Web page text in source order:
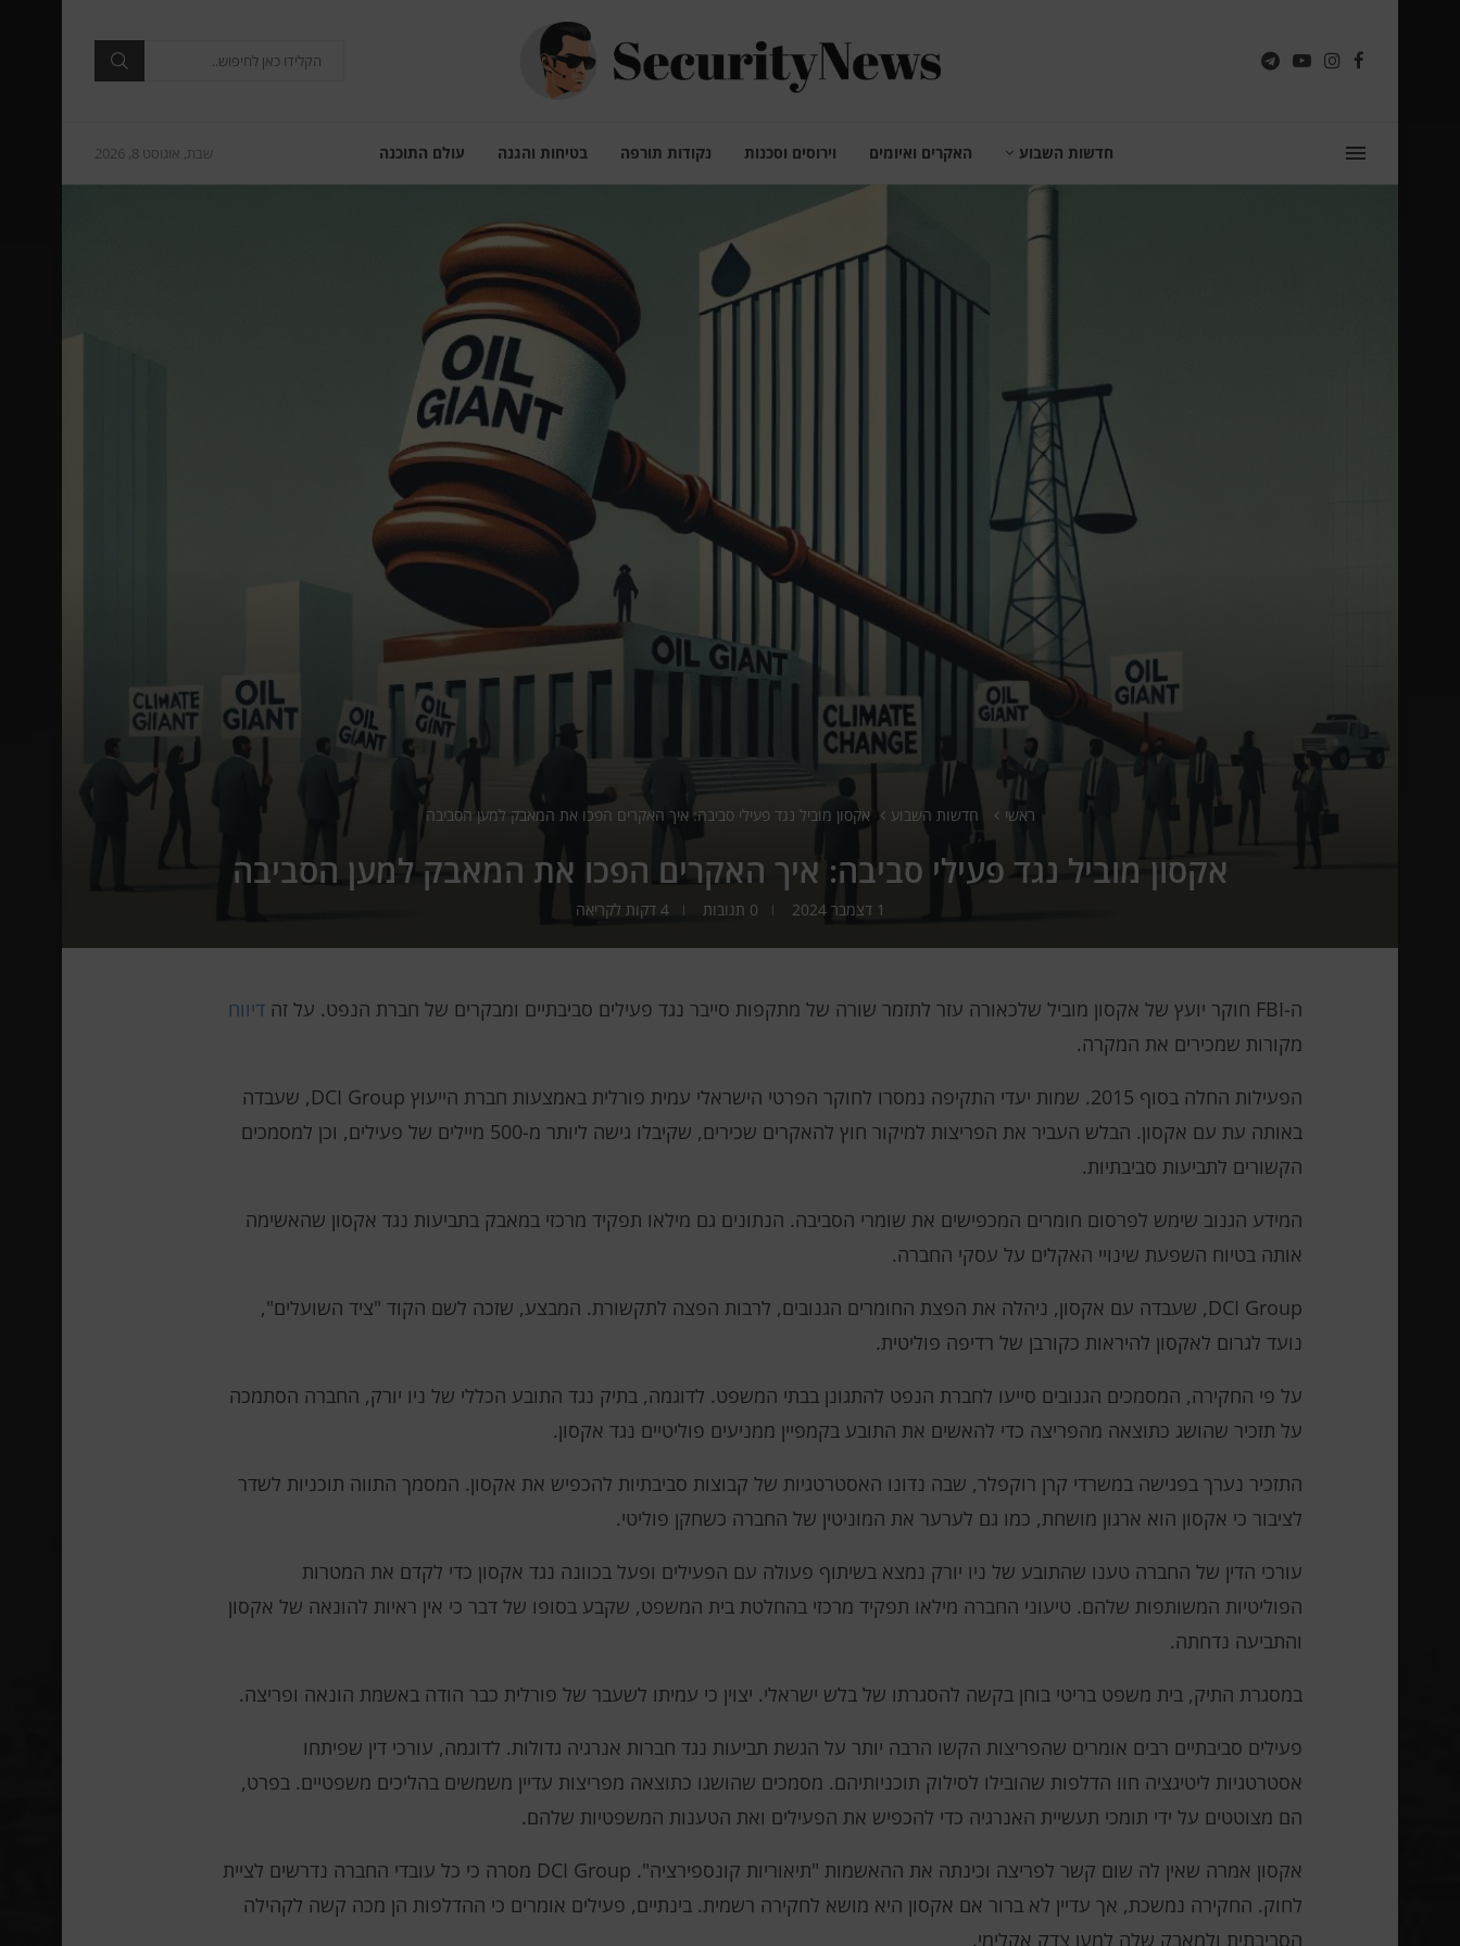
חדשות השבוע האקרים ואיומים וירוסים וסכנות נקודות תורפה בטיחות והגנה עולם התוכנה שבת, אוגוסט 8, 2026
ראשי חדשות השבוע אקסון מוביל נגד פעילי סביבה: איך האקרים הפכו את המאבק למען הסביבה
אקסון מוביל נגד פעילי סביבה: איך האקרים הפכו את המאבק למען הסביבה
1 דצמבר 2024 0 תגובות 4 דקות לקריאה
ה-FBI חוקר יועץ של אקסון מוביל שלכאורה עזר לתזמר שורה של מתקפות סייבר נגד פעילים סביבתיים ומבקרים של חברת הנפט. על זה
דיווח
מקורות שמכירים את המקרה.
הפעילות החלה בסוף 2015. שמות יעדי התקיפה נמסרו לחוקר הפרטי הישראלי עמית פורלית באמצעות חברת הייעוץ DCI Group, שעבדה
באותה עת עם אקסון. הבלש העביר את הפריצות למיקור חוץ להאקרים שכירים, שקיבלו גישה ליותר מ-500 מיילים של פעילים, וכן למסמכים
הקשורים לתביעות סביבתיות.
המידע הגנוב שימש לפרסום חומרים המכפישים את שומרי הסביבה. הנתונים גם מילאו תפקיד מרכזי במאבק בתביעות נגד אקסון שהאשימה
אותה בטיוח השפעת שינויי האקלים על עסקי החברה.
DCI Group, שעבדה עם אקסון, ניהלה את הפצת החומרים הגנובים, לרבות הפצה לתקשורת. המבצע, שזכה לשם הקוד "ציד השועלים",
נועד לגרום לאקסון להיראות כקורבן של רדיפה פוליטית.
על פי החקירה, המסמכים הגנובים סייעו לחברת הנפט להתגונן בבתי המשפט. לדוגמה, בתיק נגד התובע הכללי של ניו יורק, החברה הסתמכה
על תזכיר שהושג כתוצאה מהפריצה כדי להאשים את התובע בקמפיין ממניעים פוליטיים נגד אקסון.
התזכיר נערך בפגישה במשרדי קרן רוקפלר, שבה נדונו האסטרטגיות של קבוצות סביבתיות להכפיש את אקסון. המסמך התווה תוכניות לשדר
לציבור כי אקסון הוא ארגון מושחת, כמו גם לערער את המוניטין של החברה כשחקן פוליטי.
עורכי הדין של החברה טענו שהתובע של ניו יורק נמצא בשיתוף פעולה עם הפעילים ופעל בכוונה נגד אקסון כדי לקדם את המטרות
הפוליטיות המשותפות שלהם. טיעוני החברה מילאו תפקיד מרכזי בהחלטת בית המשפט, שקבע בסופו של דבר כי אין ראיות להונאה של אקסון
והתביעה נדחתה.
במסגרת התיק, בית משפט בריטי בוחן בקשה להסגרתו של בלש ישראלי. יצוין כי עמיתו לשעבר של פורלית כבר הודה באשמת הונאה ופריצה.
פעילים סביבתיים רבים אומרים שהפריצות הקשו הרבה יותר על הגשת תביעות נגד חברות אנרגיה גדולות. לדוגמה, עורכי דין שפיתחו
אסטרטגיות ליטיגציה חוו הדלפות שהובילו לסילוק תוכניותיהם. מסמכים שהושגו כתוצאה מפריצות עדיין משמשים בהליכים משפטיים. בפרט,
הם מצוטטים על ידי תומכי תעשיית האנרגיה כדי להכפיש את הפעילים ואת הטענות המשפטיות שלהם.
אקסון אמרה שאין לה שום קשר לפריצה וכינתה את ההאשמות "תיאוריות קונספירציה". DCI Group מסרה כי כל עובדי החברה נדרשים לציית
לחוק. החקירה נמשכת, אך עדיין לא ברור אם אקסון היא מושא לחקירה רשמית. בינתיים, פעילים אומרים כי ההדלפות הן מכה קשה לקהילה
הסביבתית ולמאבק שלה למען צדק אקלימי.